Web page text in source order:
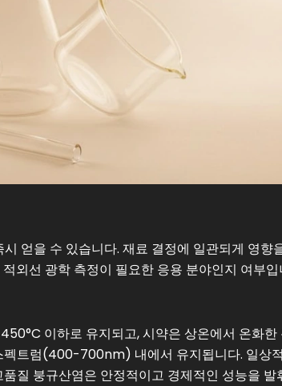
얻을 수 있습니다. 재료 결정에 일관되게 영향
외선 광학 측정이 필요한 응용 분야인지 여부입
이하로 유지되고, 시약은 상온에서 온화한
펙트럼(400-700nm) 내에서 유지됩니다. 일상
질 붕규산염은 안정적이고 경제적인 성능을 발